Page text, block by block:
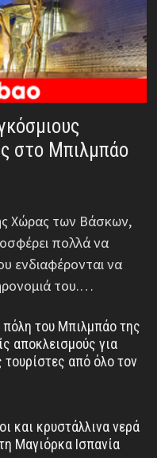
στο Μπιλμπάο
Χώρας των Βάσκων,
πολλά να
ενδιαφέρονται να
του.…
του Μπιλμπάο της
αποκλεισμούς για
τουρίστες από όλο τον
και κρυστάλλινα νερά
Μαγιόρκα Ισπανία